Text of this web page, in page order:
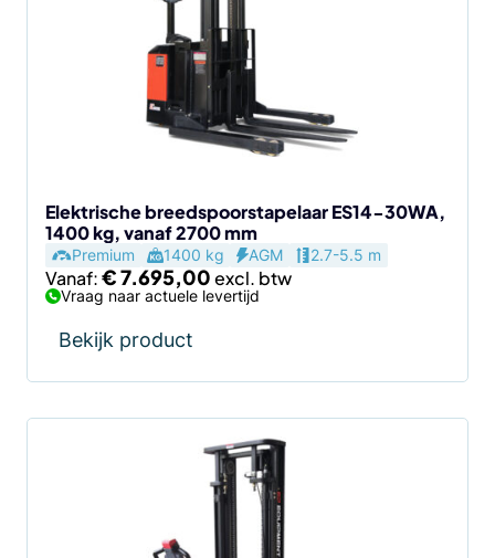
Elektrische breedspoorstapelaar ES14-30WA,
1400 kg, vanaf 2700 mm
Premium 1400 kg AGM 2.7-5.5 m
Vanaf:€7.695,00
Vraag naar actuele levertijd
Bekijk product
de
productpagina